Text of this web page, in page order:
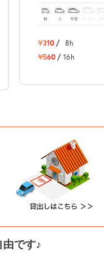
軽 コ 中型 ボックス
¥310 / 8h
¥560 / 16h
です♪